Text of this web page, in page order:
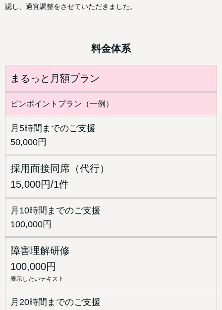
認し、適宜調整をさせていただきました。
料金体系
まるっと月額プラン
ピンポイントプラン（一例）
月5時間までのご支援
50,000円
採用面接同席（代行）
15,000円/1件
月10時間までのご支援
100,000円
障害理解研修
100,000円
表示したいテキスト
月20時間までのご支援